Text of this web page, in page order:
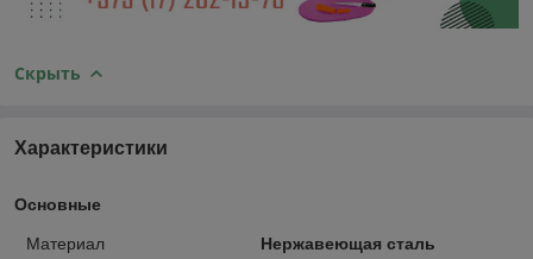
Скрыть
Характеристики
Основные
Материал
Нержавеющая сталь